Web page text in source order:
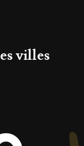
villes